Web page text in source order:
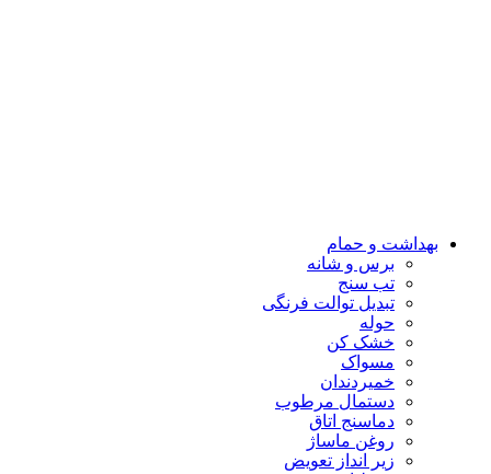
بهداشت و حمام
برس و شانه
تب سنج
تبدیل توالت فرنگی
حوله
خشک کن
مسواک
خمیردندان
دستمال مرطوب
دماسنج اتاق
روغن ماساژ
زیر انداز تعویض